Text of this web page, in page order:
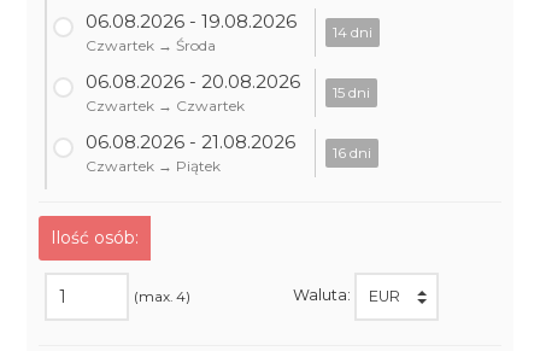
06.08.2026 - 19.08.2026
Czwartek → Środa
14 dni
06.08.2026 - 20.08.2026
Czwartek → Czwartek
15 dni
06.08.2026 - 21.08.2026
Czwartek → Piątek
16 dni
Ilość osób:
(max. 4) Waluta: